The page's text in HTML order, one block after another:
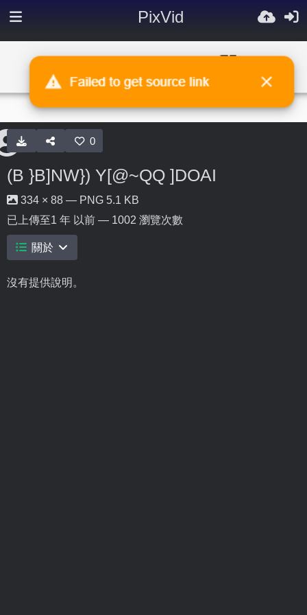
PixVid
0
(B }B]NW}) Y[@~QQ ]DOAI
334 × 88 — PNG 5.1 KB
已上傳至1 年 以前 — 1002 瀏覽次數
關於
沒有提供說明。